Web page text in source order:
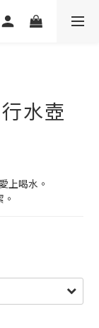
水壺
上喝水。